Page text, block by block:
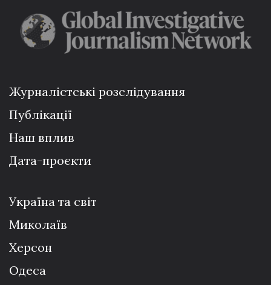
Журналістські розслідування
Публікації
Наш вплив
Дата-проєкти
Україна та світ
Миколаїв
Херсон
Одеса